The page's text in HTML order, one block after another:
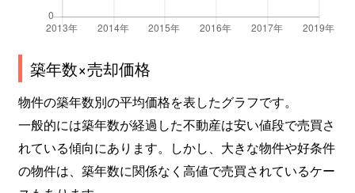
築年数×売却価格
物件の築年数別の平均価格を表したグラフです。
一般的には築年数が経過した不動産は安い値段で売買さ
れている傾向にあります。しかし、大きな物件や好条件
の物件は、築年数に関係なく高値で売買されているケー